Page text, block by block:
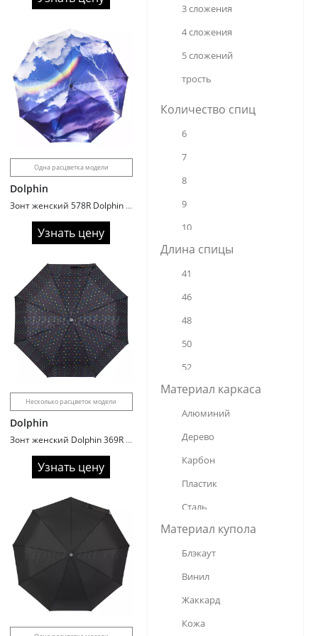
Одна расцветка модели
Dolphin
Зонт женский 578R Dolphin 3 сл c/а 9 спиц сатин rainbow
Узнать цену
Несколько расцветок модели
Dolphin
Зонт женский Dolphin 369R полиэстер
Узнать цену
Susino
Unipro
Universal
3 сложения
4 сложения
5 сложений
трость
Количество спиц
6
7
8
9
10
12
14
16
24
Длина спицы
41
46
48
50
52
53
54
55
56
58
60
65
68
70
75
Материал каркаса
Алюминий
Дерево
Карбон
Пластик
Сталь
Стеклопластик
Фибергласс
Материал купола
Блэкаут
Винил
Жаккард
Кожа